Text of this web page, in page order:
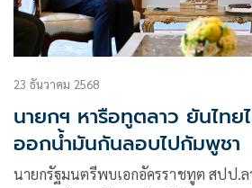
23 ธันวาคม 2568
นายกฯ หารือทูตลาว ยันไท
ออกน้ำมันกันลอบไปกัมพูชา
นายกรัฐมนตรีพบเอกอัครราชทูต สปป.